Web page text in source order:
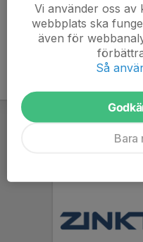
Vi använder oss
webbplats ska
även för
Så
Bara